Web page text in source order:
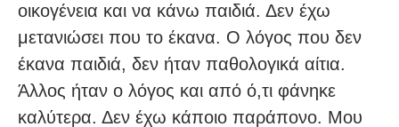
οικογένεια και να κάνω παιδιά. Δεν έχω
μετανιώσει που το έκανα. Ο λόγος που δεν
έκανα παιδιά, δεν ήταν παθολογικά αίτια.
Άλλος ήταν ο λόγος και από ό,τι φάνηκε
καλύτερα. Δεν έχω κάποιο παράπονο. Μου